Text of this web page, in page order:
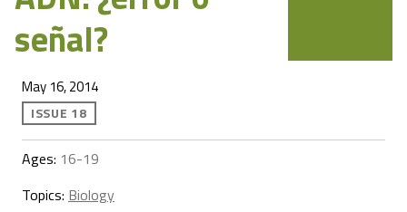
señal?
May 16, 2014
ISSUE 18
Ages: 16-19
Topics: Biology